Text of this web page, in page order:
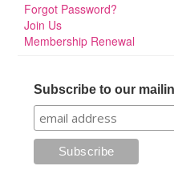
Forgot Password?
Join Us
Membership Renewal
Subscribe to our